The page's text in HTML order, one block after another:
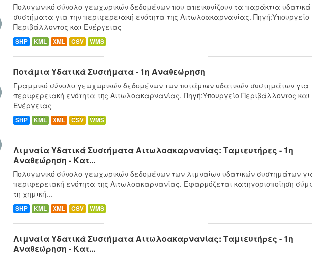
Πολυγωνικό σύνολο γεωχωρικών δεδομένων που απεικονίζουν τα παράκτια υδατικά
συστήματα για την περιφερειακή ενότητα της Αιτωλοακαρνανίας. Πηγή:Υπουργείο
Περιβάλλοντος και Ενέργειας
SHP KML XML CSV WMS
Ποτάμια Υδατικά Συστήματα - 1η Αναθεώρηση
Γραμμικό σύνολο γεωχωρικών δεδομένων των ποτάμιων υδατικών συστημάτων για
περιφερειακή ενότητα της Αιτωλοακαρνανίας. Πηγή:Υπουργείο Περιβάλλοντος και
Ενέργειας
SHP KML XML CSV WMS
Λιμναία Υδατικά Συστήματα Αιτωλοακαρνανίας: Ταμιευτήρες - 1η
Αναθεώρηση - Κατ...
Πολυγωνικό σύνολο γεωχωρικών δεδομένων των λιμναίων υδατικών συστημάτων
περιφερειακή ενότητα της Αιτωλοακαρνανίας. Εφαρμόζεται κατηγοριοποίηση
τη χημική...
SHP KML XML CSV WMS
Λιμναία Υδατικά Συστήματα Αιτωλοακαρνανίας: Ταμιευτήρες - 1η
Αναθεώρηση - Κατ...